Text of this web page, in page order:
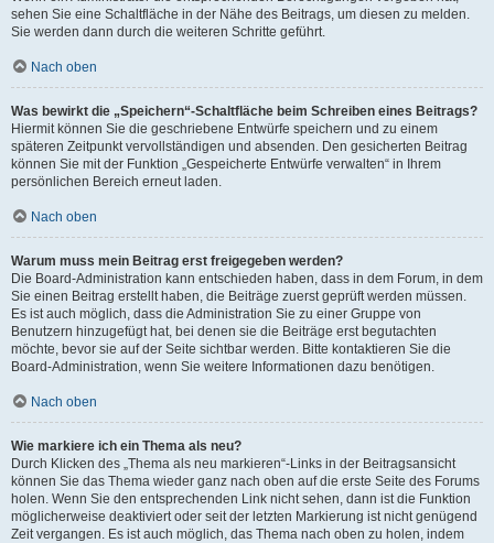
sehen Sie eine Schaltfläche in der Nähe des Beitrags, um diesen zu melden.
Sie werden dann durch die weiteren Schritte geführt.
Nach oben
Was bewirkt die „Speichern“-Schaltfläche beim Schreiben eines Beitrags?
Hiermit können Sie die geschriebene Entwürfe speichern und zu einem
späteren Zeitpunkt vervollständigen und absenden. Den gesicherten Beitrag
können Sie mit der Funktion „Gespeicherte Entwürfe verwalten“ in Ihrem
persönlichen Bereich erneut laden.
Nach oben
Warum muss mein Beitrag erst freigegeben werden?
Die Board-Administration kann entschieden haben, dass in dem Forum, in dem
Sie einen Beitrag erstellt haben, die Beiträge zuerst geprüft werden müssen.
Es ist auch möglich, dass die Administration Sie zu einer Gruppe von
Benutzern hinzugefügt hat, bei denen sie die Beiträge erst begutachten
möchte, bevor sie auf der Seite sichtbar werden. Bitte kontaktieren Sie die
Board-Administration, wenn Sie weitere Informationen dazu benötigen.
Nach oben
Wie markiere ich ein Thema als neu?
Durch Klicken des „Thema als neu markieren“-Links in der Beitragsansicht
können Sie das Thema wieder ganz nach oben auf die erste Seite des Forums
holen. Wenn Sie den entsprechenden Link nicht sehen, dann ist die Funktion
möglicherweise deaktiviert oder seit der letzten Markierung ist nicht genügend
Zeit vergangen. Es ist auch möglich, das Thema nach oben zu holen, indem